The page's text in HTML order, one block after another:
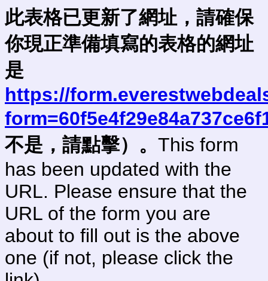
此表格已更新了網址，請確保
你現正準備填寫的表格的網址
是
https://
不是，請點擊）。 This form
has been updated with the
URL. Please ensure that the
URL of the form you are
about to fill out is the above
one (if not, please click the